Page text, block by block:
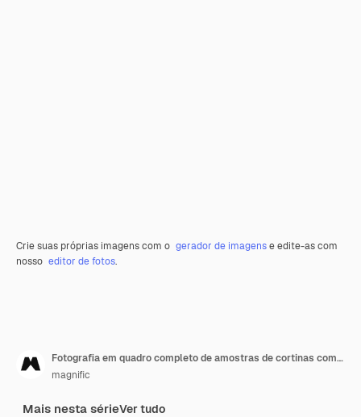
Crie suas próprias imagens com o gerador de imagense edite-as com
nosso editor de fotos.
Fotografia em quadro completo de amostras de cortinas com padrões de listras coloridas
magnific
Mais nesta sérieVer tudo